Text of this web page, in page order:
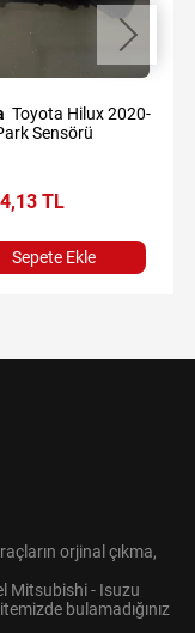
Sensörü
TL
Sepete Ekle
orjinal çıkma,
Mitsubishi - Isuzu
bulamadığınız